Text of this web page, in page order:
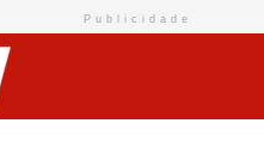
Publicidade